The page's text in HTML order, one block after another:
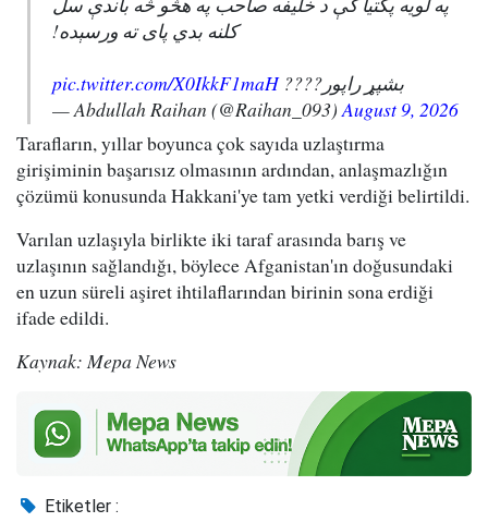
کلنه بدي پای ته ورسېده!
بشپړ راپور????pic.twitter.com/X0IkkF1maH
— Abdullah Raihan (@Raihan_093)August 9, 2026
Tarafların, yıllar boyunca çok sayıda uzlaştırma
girişiminin başarısız olmasının ardından, anlaşmazlığın
çözümü konusunda Hakkani'ye tam yetki verdiği belirtildi.
Varılan uzlaşıyla birlikte iki taraf arasında barış ve
uzlaşının sağlandığı, böylece Afganistan'ın doğusundaki
en uzun süreli aşiret ihtilaflarından birinin sona erdiği
ifade edildi.
Kaynak: Mepa News
Etiketler :